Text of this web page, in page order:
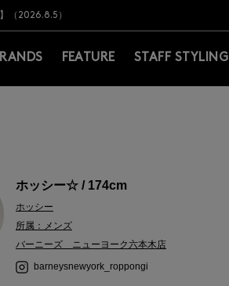
げで常時送料無料！お買い物の際は会員登録を！
らせ】（2026.8.7）
（2026.8.5）
けについて
事項
げで常時送料無料！お買い物の際は会員登録を！
FEATURE STAFF STYLING
ホッシー☆ / 174cm
ホッシー
所属：メンズ
バーニーズ ニューヨーク六本木店
barneysnewyork_roppongi